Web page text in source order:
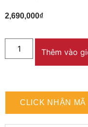
2,690,000₫
Thêm vào
CLICK NHẬN MÃ